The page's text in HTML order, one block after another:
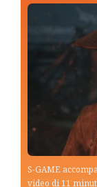
S-GAME
video di 11